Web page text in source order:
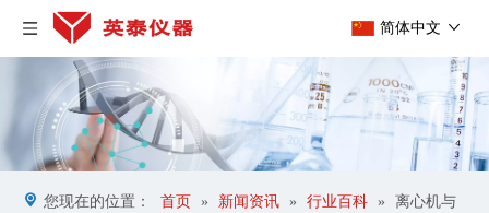
简体中文
您现在的位置： 首页 » 新闻资讯 » 行业百科 »
离心机与